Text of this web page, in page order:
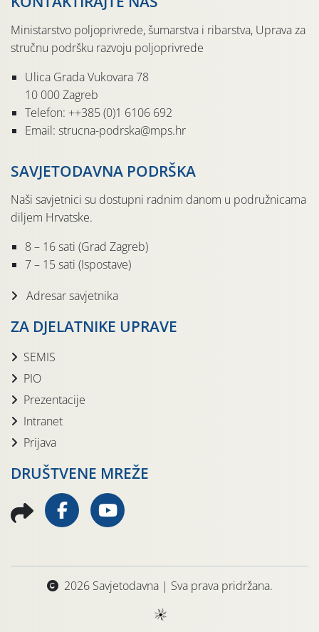
Ministarstvo poljoprivrede, šumarstva i ribarstva, Uprava za
stručnu podršku razvoju poljoprivrede
Ulica Grada Vukovara 78
10 000 Zagreb
Telefon: ++385 (0)1 6106 692
Email: strucna-podrska@mps.hr
SAVJETODAVNA PODRŠKA
Naši savjetnici su dostupni radnim danom u podružnicama
diljem Hrvatske.
8 – 16 sati (Grad Zagreb)
7 – 15 sati (Ispostave)
Adresar savjetnika
ZA DJELATNIKE UPRAVE
SEMIS
PIO
Prezentacije
Intranet
Prijava
DRUŠTVENE MREŽE
2026 Savjetodavna | Sva prava pridržana.